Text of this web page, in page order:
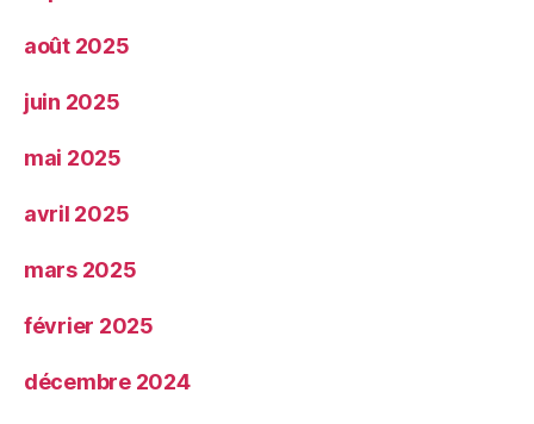
août 2025
juin 2025
mai 2025
avril 2025
mars 2025
février 2025
décembre 2024